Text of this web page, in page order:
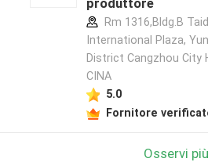
produttore
Rm 1316,Bldg.B
International Plaza,
District Cangzhou City
CINA
5.0
Fornitore
Osservi più